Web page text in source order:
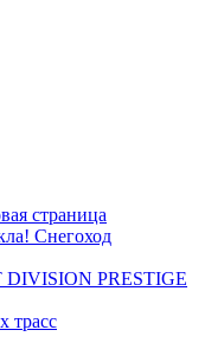
страница
Снегоход
PRESTIGE
трасс